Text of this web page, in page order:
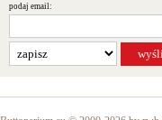
podaj email: